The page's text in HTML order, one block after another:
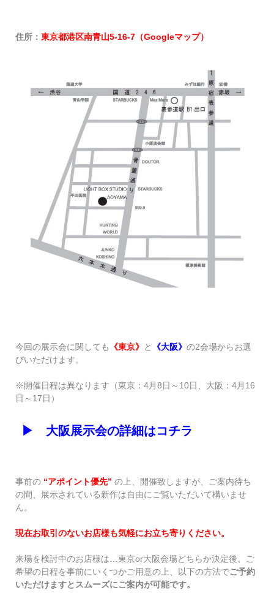
住所：東京都港区南青山5-16-7（Googleマップ）
今回の展示会に関しても 《東京》 と 《大阪》の2会場からお選
びいただけます。
※開催日程は異なります（東京：4月8日～10日、大阪：4月16
日～17日）
▶ 大阪展示会の詳細はコチラ
事前の “アポイント優先” の上、開催致しますが、ご案内待ち
の間、展示されている新作は自由にご覧いただいて構いませ
ん。
現在お取引のないお店様も気軽にお立ち寄りください。
来場を検討中のお店様は…東京or大阪会場どちらか決定後、ご
希望の日程を事前にいくつかご用意の上、以下の方法でご予約
いただけますとスムーズにご案内が可能です。